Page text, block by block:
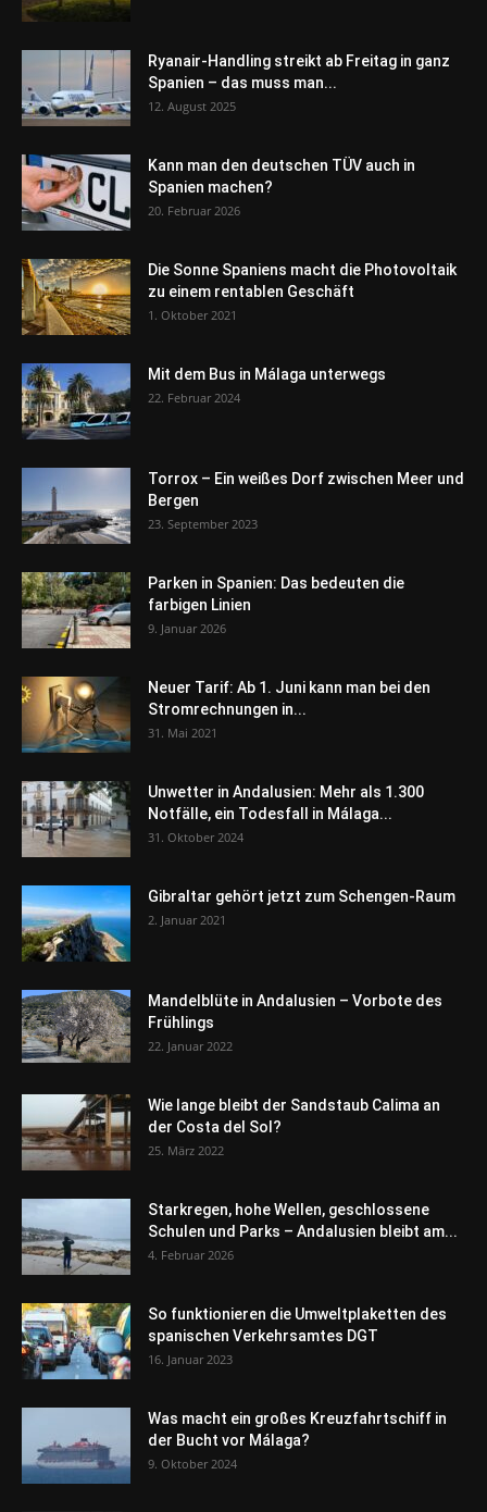
Ryanair-Handling streikt ab Freitag in ganz
Spanien – das muss man...
12. August 2025
Kann man den deutschen TÜV auch in
Spanien machen?
20. Februar 2026
Die Sonne Spaniens macht die Photovoltaik
zu einem rentablen Geschäft
1. Oktober 2021
Mit dem Bus in Málaga unterwegs
22. Februar 2024
Torrox – Ein weißes Dorf zwischen Meer und
Bergen
23. September 2023
Parken in Spanien: Das bedeuten die
farbigen Linien
9. Januar 2026
Neuer Tarif: Ab 1. Juni kann man bei den
Stromrechnungen in...
31. Mai 2021
Unwetter in Andalusien: Mehr als 1.300
Notfälle, ein Todesfall in Málaga...
31. Oktober 2024
Gibraltar gehört jetzt zum Schengen-Raum
2. Januar 2021
Mandelblüte in Andalusien – Vorbote des
Frühlings
22. Januar 2022
Wie lange bleibt der Sandstaub Calima an
der Costa del Sol?
25. März 2022
Starkregen, hohe Wellen, geschlossene
Schulen und Parks – Andalusien bleibt am...
4. Februar 2026
So funktionieren die Umweltplaketten des
spanischen Verkehrsamtes DGT
16. Januar 2023
Was macht ein großes Kreuzfahrtschiff in
der Bucht vor Málaga?
9. Oktober 2024